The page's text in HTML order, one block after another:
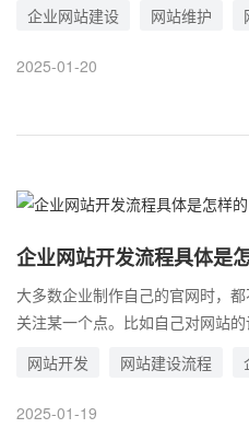
的种子，如果得不到好的栽培，
能好好教育，一样会泯然众人矣
企业网站建设 网站维护
2025-01-20
企业网站开发流程具体是
大多数企业制作自己的官网时，
关注某一个点。比如自己对网站
功能要求最严格，所以在网站制
段。但无论是哪种，都是不妥的
网站开发 网站建设流程
2025-01-19